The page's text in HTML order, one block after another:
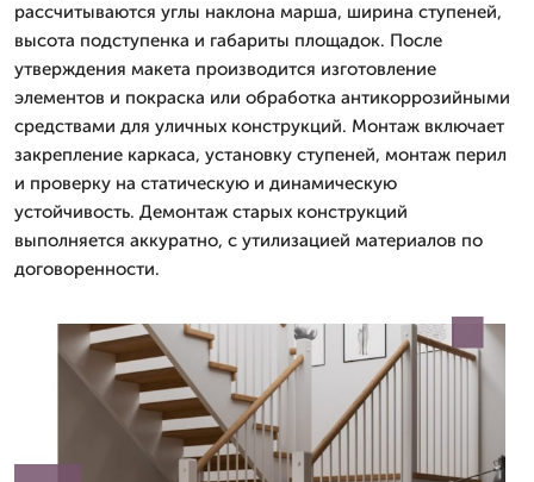
рассчитываются углы наклона марша, ширина ступеней,
высота подступенка и габариты площадок. После
утверждения макета производится изготовление
элементов и покраска или обработка антикоррозийными
средствами для уличных конструкций. Монтаж включает
закрепление каркаса, установку ступеней, монтаж перил
и проверку на статическую и динамическую
устойчивость. Демонтаж старых конструкций
выполняется аккуратно, с утилизацией материалов по
договоренности.